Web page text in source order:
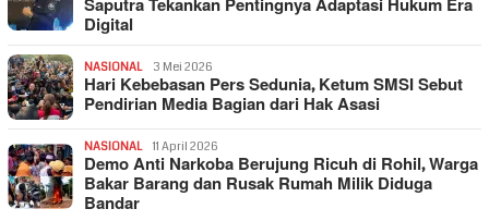
Saputra Tekankan Pentingnya Adaptasi Hukum Era
Digital
NASIONAL 3 Mei 2026
Hari Kebebasan Pers Sedunia, Ketum SMSI Sebut
Pendirian Media Bagian dari Hak Asasi
NASIONAL 11 April 2026
Demo Anti Narkoba Berujung Ricuh di Rohil, Warga
Bakar Barang dan Rusak Rumah Milik Diduga
Bandar